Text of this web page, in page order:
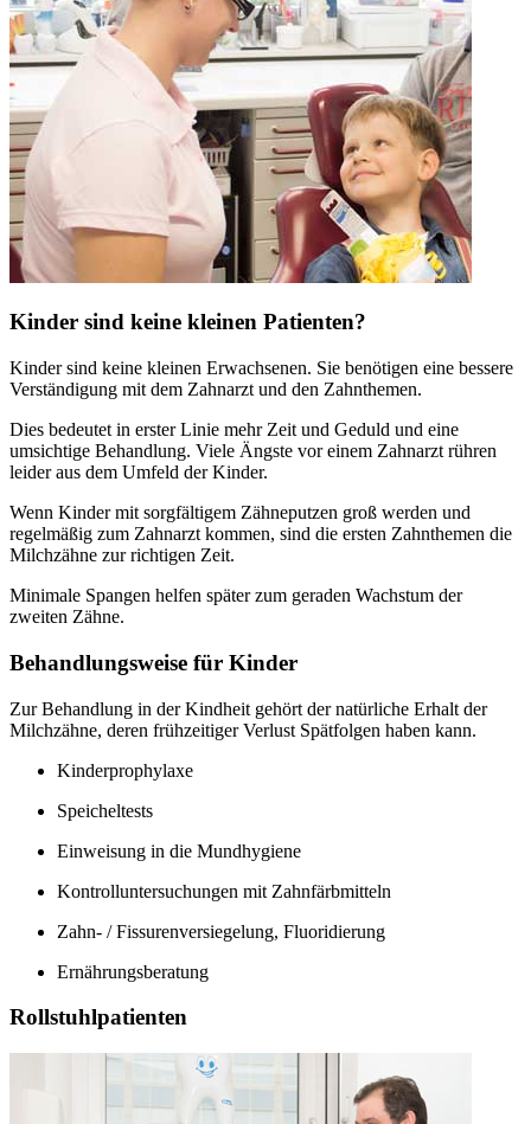
Kinder sind keine kleinen Patienten?
Kinder sind keine kleinen Erwachsenen. Sie benötigen eine bessere
Verständigung mit dem Zahnarzt und den Zahnthemen.
Dies bedeutet in erster Linie mehr Zeit und Geduld und eine
umsichtige Behandlung. Viele Ängste vor einem Zahnarzt rühren
leider aus dem Umfeld der Kinder.
Wenn Kinder mit sorgfältigem Zähneputzen groß werden und
regelmäßig zum Zahnarzt kommen, sind die ersten Zahnthemen die
Milchzähne zur richtigen Zeit.
Minimale Spangen helfen später zum geraden Wachstum der
zweiten Zähne.
Behandlungsweise für Kinder
Zur Behandlung in der Kindheit gehört der natürliche Erhalt der
Milchzähne, deren frühzeitiger Verlust Spätfolgen haben kann.
Kinderprophylaxe
Speicheltests
Einweisung in die Mundhygiene
Kontrolluntersuchungen mit Zahnfärbmitteln
Zahn- / Fissurenversiegelung, Fluoridierung
Ernährungsberatung
Rollstuhlpatienten